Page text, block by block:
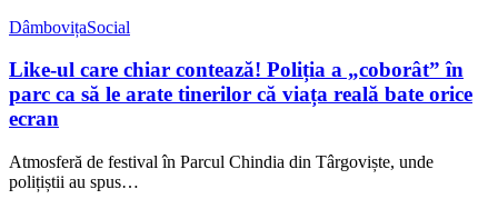
DâmbovițaSocial
Like-ul care chiar contează! Poliția a „coborât” în
parc ca să le arate tinerilor că viața reală bate orice
ecran
Atmosferă de festival în Parcul Chindia din Târgoviște, unde
polițiștii au spus…